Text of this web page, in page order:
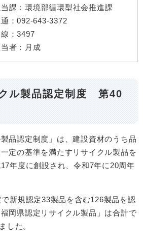
課： 環境部循環型社会推進課
：092-643-3372
：3497
者： 月成
ル製品認定制度 第40
品認定制度」は、建設資材のうち品
定の基準を満たすリサイクル製品を
年度に創設され、令和7年に20周年
新規認定33製品を含む126製品を認
岡県認定リサイクル製品」は合計で
した。